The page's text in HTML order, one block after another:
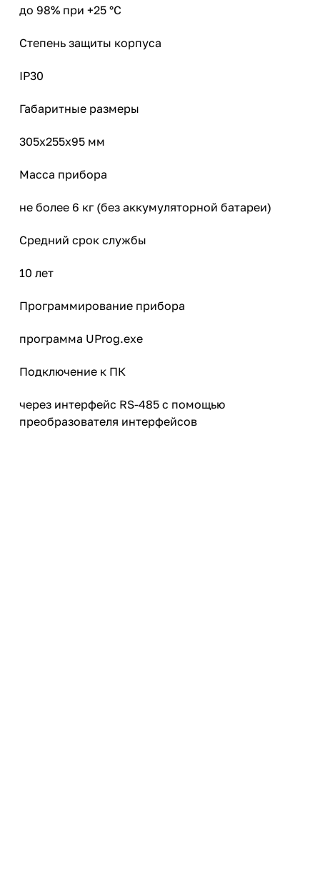
до 98% при +25 °C
Степень защиты корпуса
IР30
Габаритные размеры
305х255х95 мм
Масса прибора
не более 6 кг (без аккумуляторной батареи)
Средний срок службы
10 лет
Программирование прибора
программа UProg.exe
Подключение к ПК
через интерфейс RS-485 с помощью
преобразователя интерфейсов